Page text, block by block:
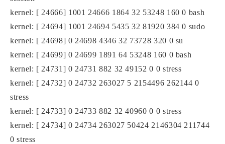
kernel: [ 24666] 1001 24666 1864 32 53248 160 0 bash
kernel: [ 24694] 1001 24694 5435 32 81920 384 0 sudo
kernel: [ 24698] 0 24698 4346 32 73728 320 0 su
kernel: [ 24699] 0 24699 1891 64 53248 160 0 bash
kernel: [ 24731] 0 24731 882 32 49152 0 0 stress
kernel: [ 24732] 0 24732 263027 5 2154496 262144 0
stress
kernel: [ 24733] 0 24733 882 32 40960 0 0 stress
kernel: [ 24734] 0 24734 263027 50424 2146304 211744
0 stress